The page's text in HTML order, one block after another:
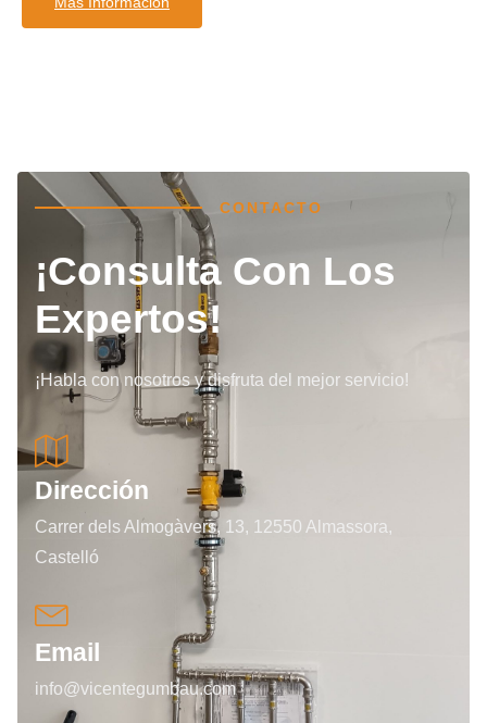
CONTACTO
¡Consulta Con Los
Expertos!
¡Habla con nosotros y disfruta del mejor servicio!
Dirección
Carrer dels Almogàvers, 13, 12550 Almassora,
Castelló
Email
info@vicentegumbau.com